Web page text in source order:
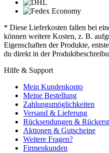
* Diese Lieferkosten fallen bei
können weitere Kosten, z. B.
Eigenschaften der Produkte,
du direkt in der
Hilfe & Support
Mein Kundenkonto
Meine Bestellung
Zahlungsmöglichkeiten
Versand & Lieferung
Rücksendungen &
Aktionen & Gutscheine
Weitere Fragen?
Firmenkunden